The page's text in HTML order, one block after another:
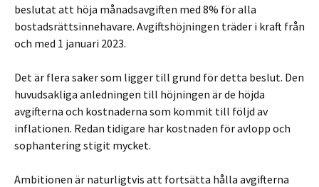
beslutat att höja månadsavgiften med 8% för alla
bostadsrättsinnehavare. Avgiftshöjningen träder i kraft från
och med 1 januari 2023.
Det är flera saker som ligger till grund för detta beslut. Den
huvudsakliga anledningen till höjningen är de höjda
avgifterna och kostnaderna som kommit till följd av
inflationen. Redan tidigare har kostnaden för avlopp och
sophantering stigit mycket.
Ambitionen är naturligtvis att fortsätta hålla avgifterna